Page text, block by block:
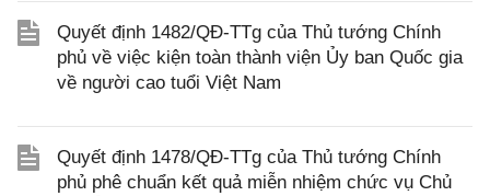
Quyết định 1482/QĐ-TTg của Thủ tướng Chính
phủ về việc kiện toàn thành viện Ủy ban Quốc gia
về người cao tuổi Việt Nam
Quyết định 1478/QĐ-TTg của Thủ tướng Chính
phủ phê chuẩn kết quả miễn nhiệm chức vụ Chủ